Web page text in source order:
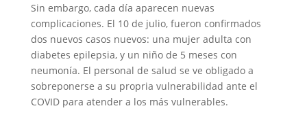
Sin embargo, cada día aparecen nuevas
complicaciones. El 10 de julio, fueron confirmados
dos nuevos casos nuevos: una mujer adulta con
diabetes epilepsia, y un niño de 5 meses con
neumonía. El personal de salud se ve obligado a
sobreponerse a su propria vulnerabilidad ante el
COVID para atender a los más vulnerables.